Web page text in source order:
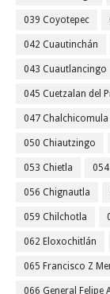
039 Coyotepec
042 Cuautinchán
043 Cuautlancingo
045 Cuetzalan del
047 Chalchicomula
050 Chiautzingo
053 Chietla
056 Chignautla
059 Chilchotla
062 Eloxochitlán
065 Francisco Z
066 General Felipe